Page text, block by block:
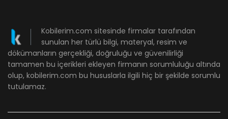
Kobilerim.com sitesinde firmalar tarafından
sunulan her türlü bilgi, materyal, resim ve
dökümanların gerçekliği, doğruluğu ve güvenilirliği
tamamen bu içerikleri ekleyen firmanın sorumluluğu altında
olup, kobilerim.com bu hususlarla ilgili hiç bir şekilde sorumlu
tutulamaz.